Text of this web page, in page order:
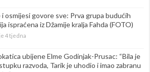
i osmijesi govore sve: Prva grupa budućih
ispraćena iz Džamije kralja Fahda (FOTO)
4 tjedna
ubijene Elme Godinjak-Prusac: “Bila je
razvoda, Tarik je uhodio i imao zabranu